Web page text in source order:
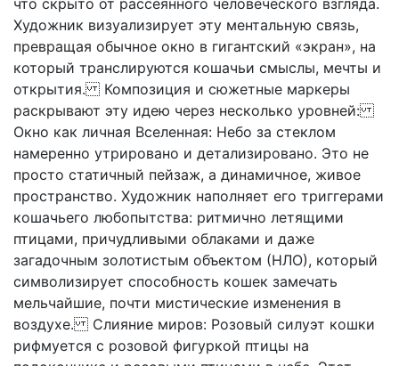
Художник визуализирует эту ментальную связь,
превращая обычное окно в гигантский «экран», на
который транслируются кошачьи смыслы, мечты и
открытия. Композиция и сюжетные маркеры
раскрывают эту идею через несколько уровней:
Окно как личная Вселенная: Небо за стеклом
намеренно утрировано и детализировано. Это не
просто статичный пейзаж, а динамичное, живое
пространство. Художник наполняет его триггерами
кошачьего любопытства: ритмично летящими
птицами, причудливыми облаками и даже
загадочным золотистым объектом (НЛО), который
символизирует способность кошек замечать
мельчайшие, почти мистические изменения в
воздухе. Слияние миров: Розовый силуэт кошки
рифмуется с розовой фигуркой птицы на